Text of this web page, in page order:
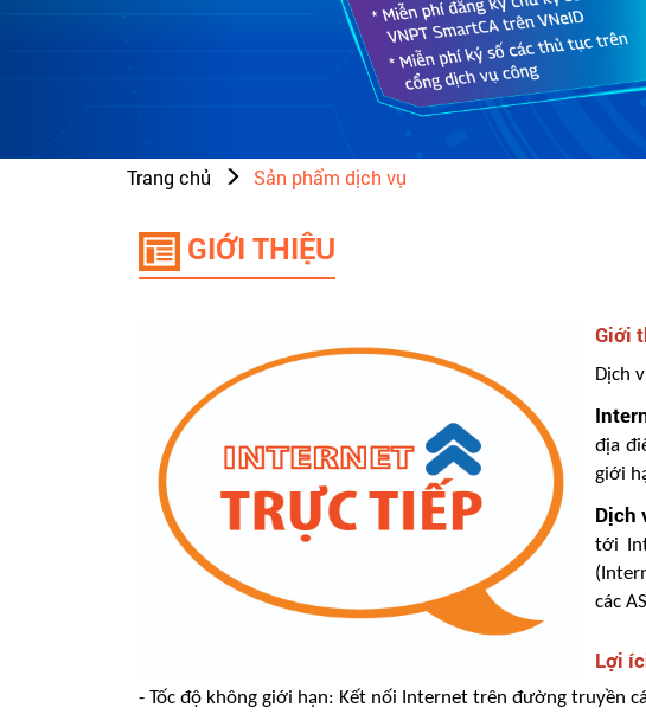
Trang chủ Sản phẩm dịch vụ
GIỚI THIỆU
Giới
Dịch
địa
giới
Dịch
tới
các
Lợi
- Tốc độ không giới hạn: Kết nối Internet trên đường truyền